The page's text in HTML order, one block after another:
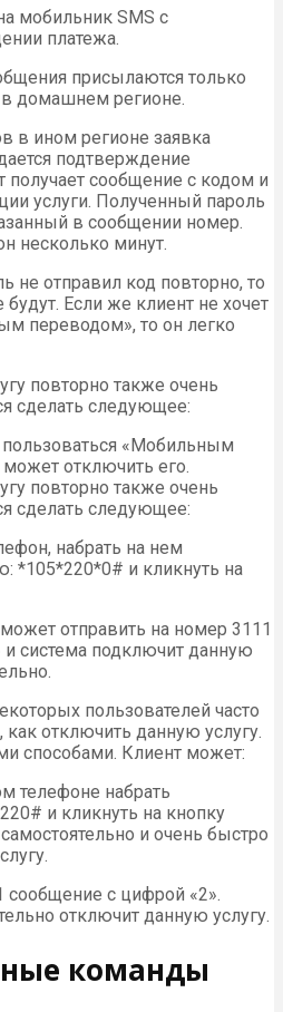
мобильник SMS с
платежа.
присылаются только
в домашнем регионе.
в ином регионе заявка
подтверждение
получает сообщение с кодом и
услуги. Полученный пароль
в сообщении номер.
несколько минут.
не отправил код повторно, то
Если же клиент не хочет
переводом», то он легко
повторно также очень
сделать следующее:
«Мобильным
отключить его.
повторно также очень
сделать следующее:
набрать на нем
и кликнуть на
отправить на номер 3111
система подключит данную
пользователей часто
как отключить данную услугу.
способами. Клиент может:
телефоне набрать
и кликнуть на кнопку
и очень быстро
сообщение с цифрой «2».
отключит данную услугу.
команды